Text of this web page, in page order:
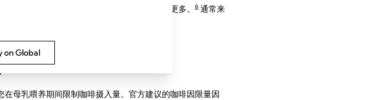
每天喝六到八杯水——母乳喂养时则需要喝更多。 6 通常来
母乳喂养期间限制咖啡摄入量。官方建议的咖啡因限量因
on Global